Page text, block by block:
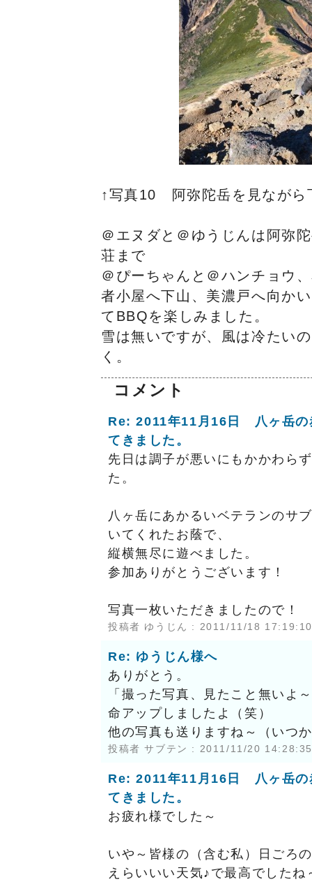
↑写真10 阿弥陀岳を見ながら
＠エヌダと＠ゆうじんは阿弥
荘まで
＠ぴーちゃんと＠ハンチョウ
者小屋へ下山、美濃戸へ向か
てBBQを楽しみました。
雪は無いですが、風は冷たい
く。
コメント
Re: 2011年11月16日 八ヶ岳の
てきました。
先日は調子が悪いにもかかわら
た。
八ヶ岳にあかるいベテランのサ
いてくれたお蔭で、
縦横無尽に遊べました。
参加ありがとうございます！
写真一枚いただきましたので！
投稿者 ゆうじん : 2011/11/18
Re: ゆうじん様へ
ありがとう。
「撮った写真、見たこと無いよ
命アップしましたよ（笑）
他の写真も送りますね～（いつ
投稿者サブテン : 2011/11/20
Re: 2011年11月16日 八ヶ岳の
てきました。
お疲れ様でした～
いや～皆様の（含む私）日ごろ
えらいいい天気♪で最高でしたね